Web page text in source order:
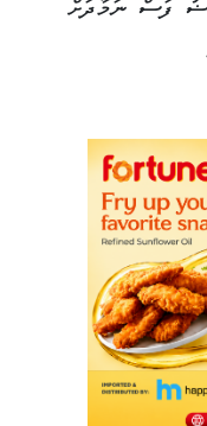
ފަސް ނަމާދަށް